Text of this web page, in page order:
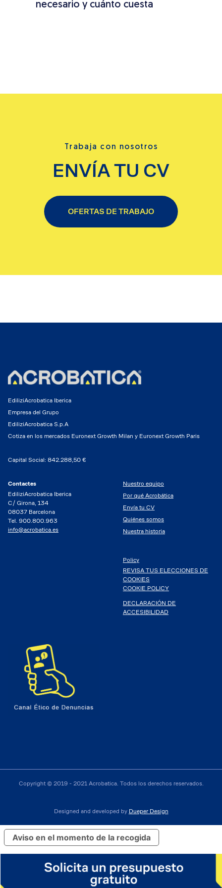
concreto con varillas oxidadas:
Trabaja con nosotros
ENVÍA TU CV
OFERTAS DE TRABAJO
EdiliziAcrobatica Iberica
Empresa del Grupo
EdiliziAcrobatica S.p.A
Cotiza en los mercados Euronext Growth Milan y Euronext Growth Paris
Capital Social: 842.288,50 €
Contactes
EdiliziAcrobatica Iberica
C/ Girona, 134
08037 Barcelona
Tel. 900.800.963
info@acrobatica.es
Nuestro equipo
Por qué Acrobática
Envía tu CV
Quiénes somos
Nuestra historia
Policy
REVISA TUS ELECCIONES DE
COOKIES
COOKIE POLICY
DECLARACIÓN DE
ACCESIBILIDAD
Copyright © 2019 - 2021 Acrobatica. Todos los derechos reservados.
Designed and developed by Dueper Design
Aviso en el momento de la recogida